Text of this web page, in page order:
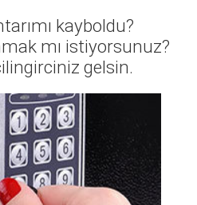
kayboldu?
mı istiyorsunuz?
gelsin.